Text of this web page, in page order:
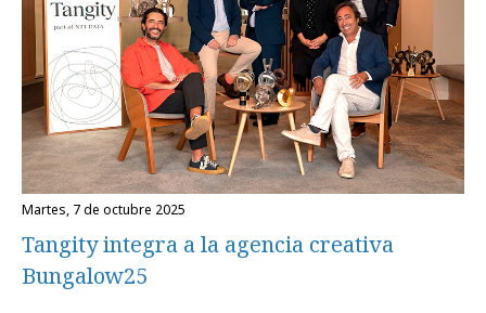
martes, 7 de octubre 2025
Tangity integra a la agencia creativa
Bungalow25